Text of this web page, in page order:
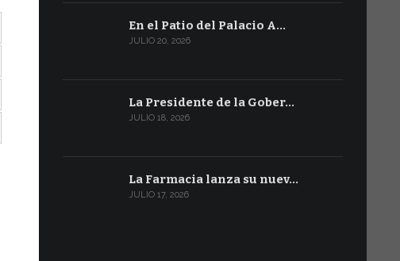
En el Patio del Palacio A…
JULIO 20, 2026
La Presidente de la Gober…
JULIO 18, 2026
La Farmacia lanza su nuev…
JULIO 17, 2026